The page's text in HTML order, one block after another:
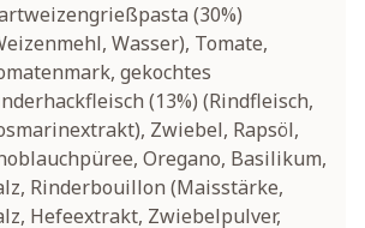
(30%)
Wasser), Tomate,
gekochtes
(13%) (Rindfleisch,
Zwiebel, Rapsöl,
Oregano, Basilikum,
Rinderbouillon (Maisstärke,
Hefeextrakt, Zwiebelpulver,